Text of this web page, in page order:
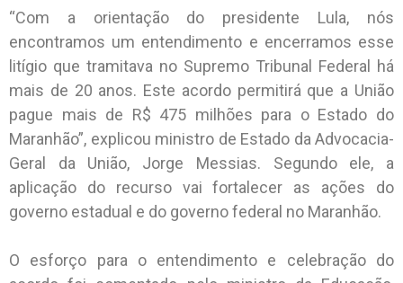
“Com a orientação do presidente Lula, nós
encontramos um entendimento e encerramos esse
litígio que tramitava no Supremo Tribunal Federal há
mais de 20 anos. Este acordo permitirá que a União
pague mais de R$ 475 milhões para o Estado do
Maranhão”, explicou ministro de Estado da Advocacia-
Geral da União, Jorge Messias. Segundo ele, a
aplicação do recurso vai fortalecer as ações do
governo estadual e do governo federal no Maranhão.
O esforço para o entendimento e celebração do